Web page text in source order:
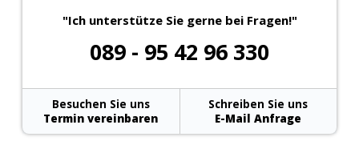
"Ich unterstütze Sie gerne bei Fragen!"
089 - 95 42 96 330
Besuchen Sie uns
Termin vereinbaren
Schreiben Sie uns
E-Mail Anfrage